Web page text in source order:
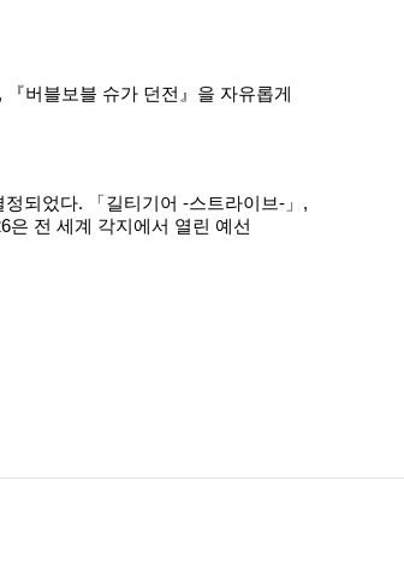
버블보블 슈가 던전』을 자유롭게
되었다. 「길티기어 -스트라이브-」,
은 전 세계 각지에서 열린 예선